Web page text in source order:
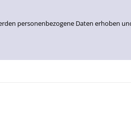
personenbezogene Daten erhoben